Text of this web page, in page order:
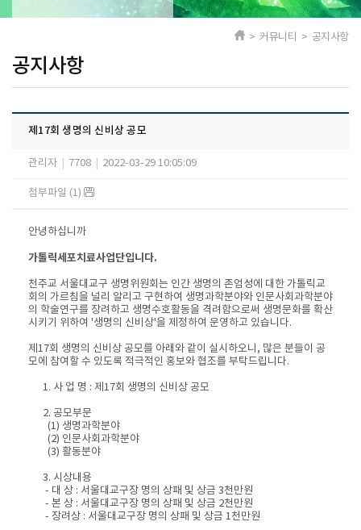
공지사항
> 커뮤니티 > 공지사항
제17회 생명의 신비상 공모
관리자 7708 2022-03-29 10:05:09
첨부파일 (1)
안녕하십니까
가톨릭세포치료사업단입니다.
천주교 서울대교구 생명위원회는 인간 생명의 존엄성에 대한 가톨릭교
회의 가르침을 널리 알리고 구현하여 생명과학분야와 인문사회과학분야
의 학술연구를 장려하고 생명수호활동을 격려함으로써 생명문화를 확산
시키기 위하여 '생명의 신비상'을 제정하여 운영하고 있습니다.
제 17회 생명의 신비상 공모를 아래와 같이 실시하오니 , 많은 분들이 공
모에 참여할 수 있도록 적극적인 홍보와 협조를 부탁드립니다.
1. 사 업 명 : 제 17회 생명의 신비상 공모
2. 공모부문
(1) 생명과학분야
(2) 인문사회과학분야
(3) 활동분야
3. 시상내용
- 대 상 : 서울대교구장 명의 상패 및 상금 3천만원
- 본 상 : 서울대교구장 명의 상패 및 상금 2천만원
- 장려상 : 서울대교구장 명의 상패 및 상금 1천만원